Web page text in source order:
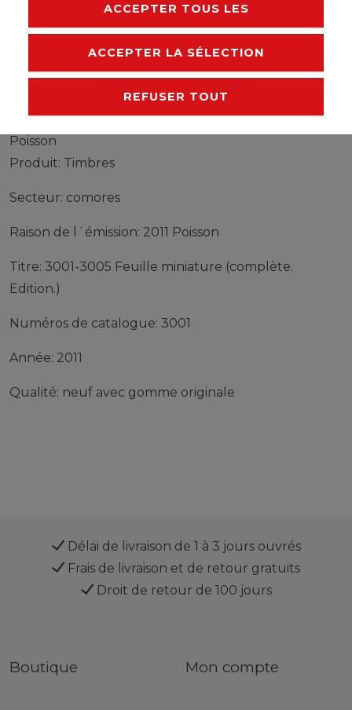
FABRICANT
Timbres comores 3001-3005 Feuille miniature
(complète edition) neuf avec gomme originale 2011
Poisson
Produit: Timbres
Secteur: comores
Raison de l´émission: 2011 Poisson
Titre: 3001-3005 Feuille miniature (complète.
Edition.)
Numéros de catalogue: 3001
Année: 2011
Qualité: neuf avec gomme originale
Délai de livraison de 1 à 3 jours ouvrés
Frais de livraison et de retour gratuits
Droit de retour de 100 jours
Boutique Mon compte
ACCEPTER TOUS LES
ACCEPTER LA SÉLECTION
REFUSER TOUT